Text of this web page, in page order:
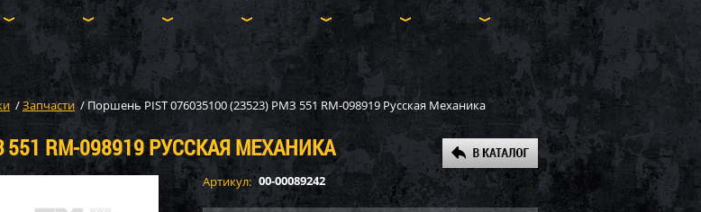
/Запчасти /Поршень PIST 076035100 (23523) РМЗ 551 RM-098919 Русская Механика
RM-098919 РУССКАЯ МЕХАНИКА
Артикул: 00-00089242